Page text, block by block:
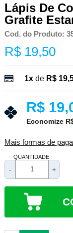
Lápis De
Grafite
Cod. do Produto:
R$ 19,50
1xde R$
R$
Economize
Mais formas de
QUANTIDADE:
- +